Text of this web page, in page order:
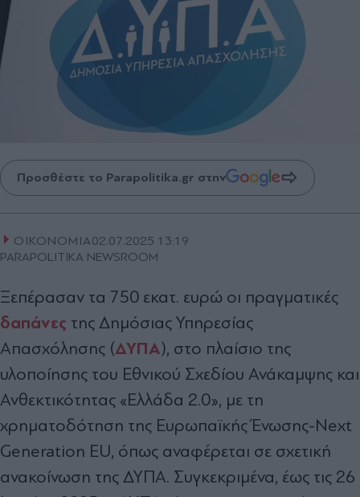
Προσθέστε το Parapolitika.gr στην
ΟΙΚΟΝΟΜΙΑ02.07.2025 13:19
PARAPOLITIKA NEWSROOM
Ξεπέρασαν τα 750 εκατ. ευρώ οι πραγματικές
δαπάνες της Δημόσιας Υπηρεσίας
Απασχόλησης (ΔΥΠΑ), στο πλαίσιο της
υλοποίησης του Εθνικού Σχεδίου Ανάκαμψης και
Ανθεκτικότητας «Ελλάδα 2.0», με τη
χρηματοδότηση της Ευρωπαϊκής Ένωσης-Next
Generation EU, όπως αναφέρεται σε σχετική
ανακοίνωση της ΔΥΠΑ. Συγκεκριμένα, έως τις 26